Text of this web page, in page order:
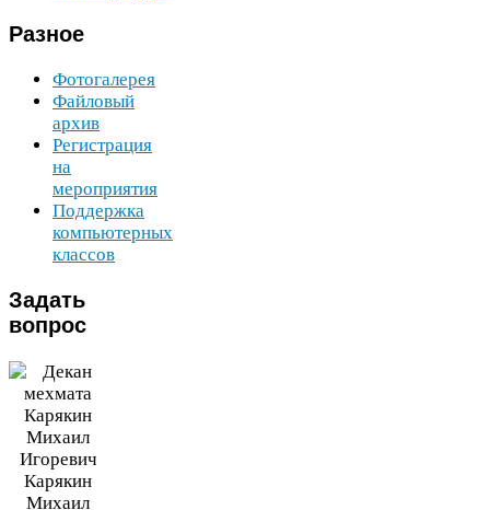
Разное
Фотогалерея
Файловый
архив
Регистрация
на
мероприятия
Поддержка
компьютерных
классов
Задать
вопрос
Карякин
Михаил